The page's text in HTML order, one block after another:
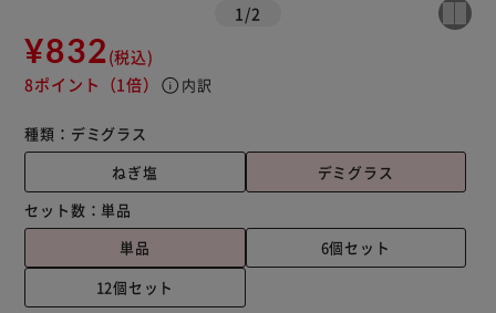
1 /2
¥832 (税込)
8ポイント （1倍） info 内訳
種類： デミグラス
ねぎ塩
デミグラス
セット数： 単品
単品
6個セット
12個セット